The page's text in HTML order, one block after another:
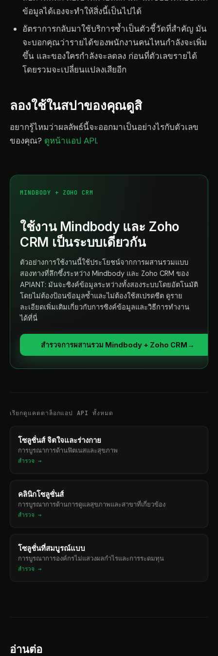
ข้อมูลได้เองจะทำให้สิ่งนี้เป็นไปได้
อัตราการกลับมาใช้บริการซ้ำเป็นตัวชี้วัดที่สำคัญ มัน
จะบอกคุณว่ารายได้ของพนักงานคนไหนกำลังจะเพิ่ม
ขึ้น และของใครกำลังจะลดลง ก่อนที่ตัวเลขรายได้
โดยรวมจะเปลี่ยนแปลงเสียอีก
ลองใช้ในสปาของคุณดูสิ
อยากรู้ไหมว่าผลลัพธ์นี้จะออกมาเป็นอย่างไรกับตัวเลข
ของคุณ? ดูหน้าแอป API.
MINDBODY + ZOHO CRM
ใช้งาน Mindbody และ Zoho
CRM เป็นระบบเดียวกัน
ตัวอย่างการใช้งานนี้ใช้ประโยชน์จากการผสานรวมแบบ
สองทางที่ลึกซึ้งระหว่าง Mindbody และ Zoho CRM ของ
APIANT: มันจะซิงค์ข้อมูลระหว่างทั้งสองระบบโดยอัตโนมัติ
โดยไม่ต้องป้อนข้อมูลซ้ำและไม่ต้องใช้สเปรดชีต ดูราย
ละเอียดเพิ่มเติมเกี่ยวกับการซิงค์ข้อมูลและวิธีการทำงาน
ได้ที่นี่
สำรวจการผสานรวม Mindbody + Zoho CRM →
เรียกดูแคตตาล็อกแอป API ทั้งหมด
โซลูชั่นส์ จิตใจและร่างกาย
การบูรณาการด้านฟิตเนสและสุขภาพ
สำรวจ →
คลินิกโซลูชั่นส์
การบูรณาการด้านการดูแลสุขภาพและสาขาที่เกี่ยวข้อง
สำรวจ →
โซลูชั่นที่สมบูรณ์แบบ
การบูรณาการองค์กรไม่แสวงผลกำไรและการระดมทุน
สำรวจ →
อ่านต่อ